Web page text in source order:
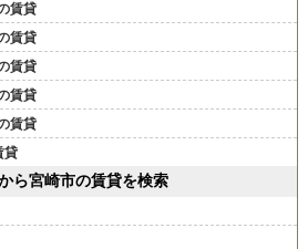
賃貸
賃貸
賃貸
賃貸
賃貸
貸
ら宮崎市の賃貸を検索